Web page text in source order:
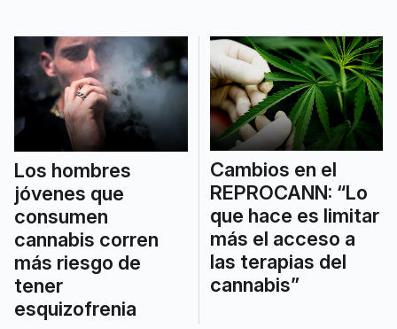
Los hombres
jóvenes que
consumen
cannabis corren
más riesgo de
tener
esquizofrenia
Cambios en el
REPROCANN: “Lo
que hace es limitar
más el acceso a
las terapias del
cannabis”